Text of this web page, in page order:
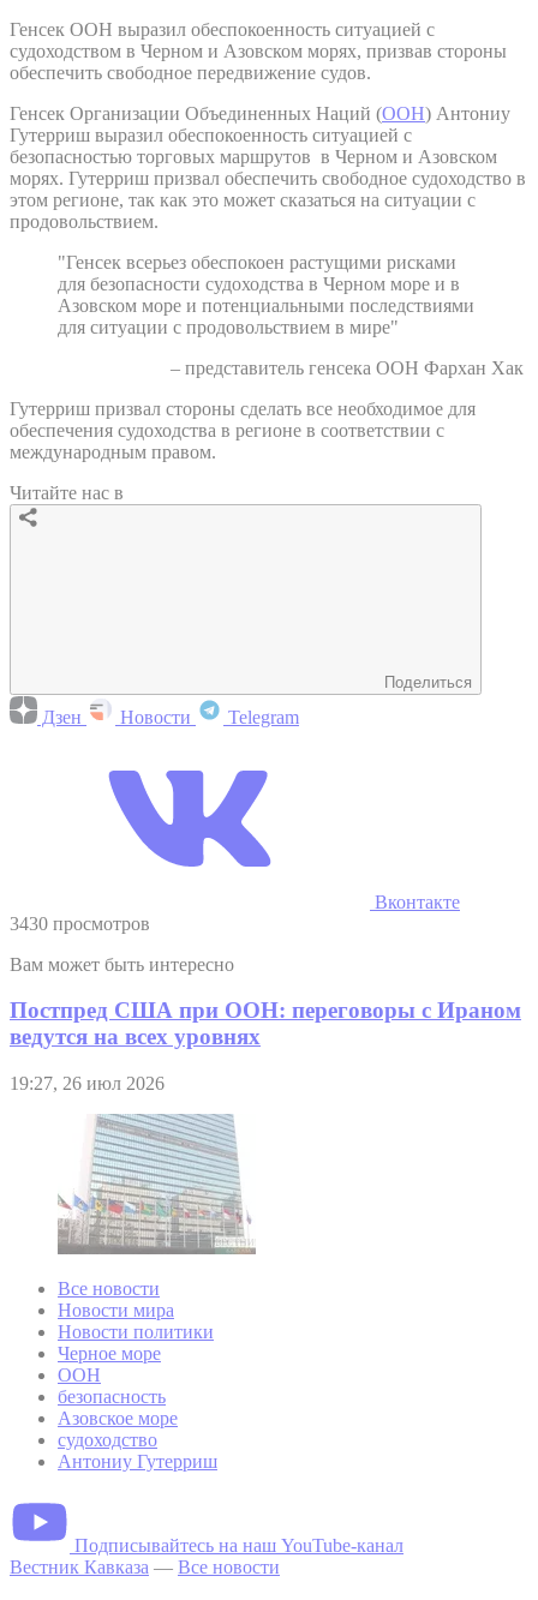
Генсек ООН выразил обеспокоенность ситуацией с
судоходством в Черном и Азовском морях, призвав стороны
обеспечить свободное передвижение судов.
Генсек Организации Объединенных Наций (ООН) Антониу
Гутерриш выразил обеспокоенность ситуацией с
безопасностью торговых маршрутов в Черном и Азовском
морях. Гутерриш призвал обеспечить свободное судоходство в
этом регионе, так как это может сказаться на ситуации с
продовольствием.
"Генсек всерьез обеспокоен растущими рисками
для безопасности судоходства в Черном море и в
Азовском море и потенциальными последствиями
для ситуации с продовольствием в мире"
– представитель генсека ООН Фархан Хак
Гутерриш призвал стороны сделать все необходимое для
обеспечения судоходства в регионе в соответствии с
международным правом.
Читайте нас в
Поделиться
Дзен Новости Telegram
Вконтакте
3430 просмотров
Вам может быть интересно
Постпред США при ООН: переговоры с Ираном
ведутся на всех уровнях
19:27, 26 июл 2026
Все новости
Новости мира
Новости политики
Черное море
ООН
безопасность
Азовское море
судоходство
Антониу Гутерриш
Подписывайтесь на наш YouTube-канал
Вестник Кавказа — Все новости